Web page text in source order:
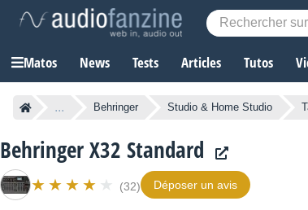
Matos News Tests Articles Tutos
... Behringer Studio & Home Studio
Behringer X32 Standard
(32) Déposer un avis